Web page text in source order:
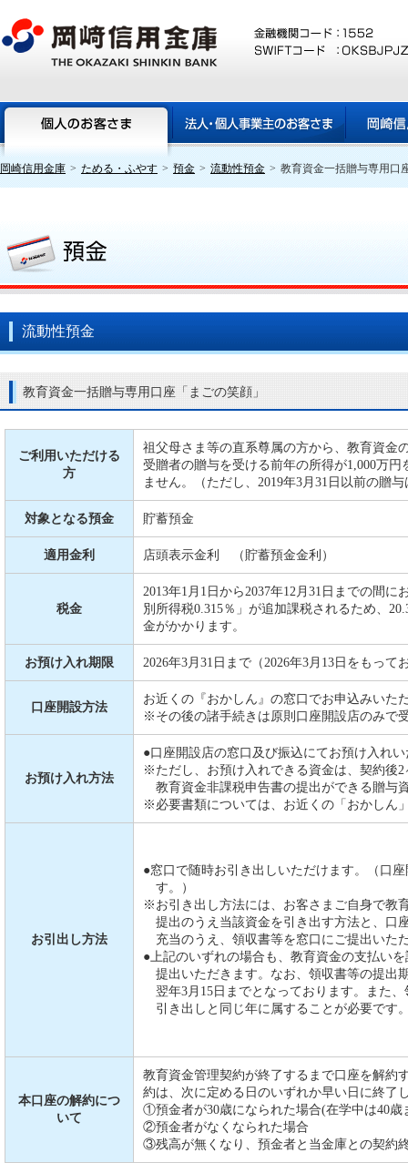
岡崎信用金庫 > ためる・ふやす > 預金 > 流動性預金 > 教育資金一括贈与専用口
流動性預金
教育資金一括贈与専用口座「まごの笑顔」
ご利用いただける
方
祖父母さま等の直系尊属の方から、教育資金
受贈者の贈与を受ける前年の所得が1,000万
ません。（ただし、2019年3月31日以前の贈
対象となる預金 貯蓄預金
適用金利 店頭表示金利 （貯蓄預金金利）
税金
2013年1月1日から2037年12月31日までの間
別所得税0.315％」が追加課税されるため、
金がかかります。
お預け入れ期限 2026年3月31日まで（2026年3月13日をもっ
口座開設方法
お近くの『おかしん』の窓口でお申込みいた
※その後の諸手続きは原則口座開設店のみで
お預け入れ方法
●口座開設店の窓口及び振込にてお預け入れ
※ただし、お預け入れできる資金は、契約後
教育資金非課税申告書の提出ができる贈与
※必要書類については、お近くの「おかしん
お引出し方法
●窓口で随時お引き出しいただけます。（口
す。）
※お引き出し方法には、お客さまご自身で教
提出のうえ当該資金を引き出す方法と、口
充当のうえ、領収書等を窓口にご提出いた
●上記のいずれの場合も、教育資金の支払い
提出いただきます。なお、領収書等の提出
翌年3月15日までとなっております。また
引き出しと同じ年に属することが必要です
本口座の解約につ
いて
教育資金管理契約が終了するまで口座を解約
約は、次に定める日のいずれか早い日に終了
①預金者が30歳になられた場合(在学中は40歳
②預金者がなくなられた場合
③残高が無くなり、預金者と当金庫との契約